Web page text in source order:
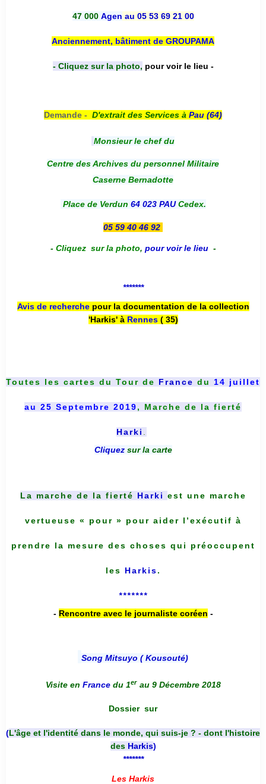
47 000 Agen au 05 53 69 21 00
Anciennement, bâtiment de GROUPAMA
- Cliquez sur la photo, pour voir le lieu -
Demande - D'extrait des Services à Pau (64)
Monsieur le chef du
Centre des Archives du personnel Militaire
Caserne Bernadotte
Place de Verdun 64 023 PAUCedex.
05 59 40 46 92
- Cliquez sur la photo, pour voir le lieu -
*******
Avis de recherche pour la documentation de la collection
'Harkis' à Rennes( 35)
Toutes les cartes du Tour de France du 14 juillet
au 25 Septembre 2019, Marche de la fierté
Harki
Cliquez sur la carte
La marche de la fierté Harki est une marche
vertueuse « pour » pour aider l’exécutif à
prendre la mesure des choses qui préoccupent
les Harkis.
*******
- Rencontre avec le journaliste coréen -
Song Mitsuyo ( Kousouté)
Visite en France du 1er au 9 Décembre 2018
Dossier sur
(L'âge et l'identité dans le monde, qui suis-je ? - dont l'histoire
des Harkis)
*******
Les Harkis